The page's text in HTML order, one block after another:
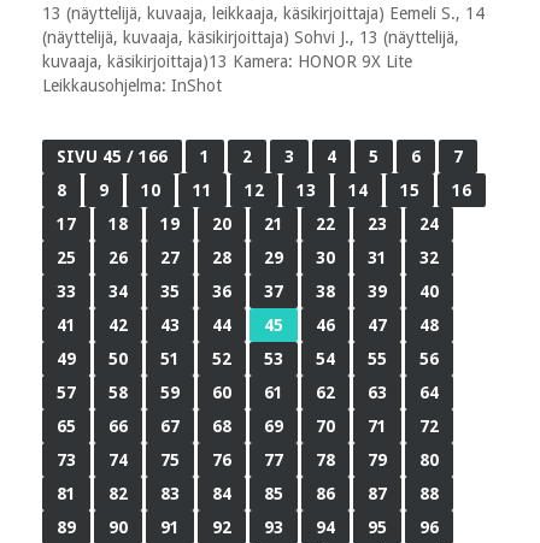
13 (näyttelijä, kuvaaja, leikkaaja, käsikirjoittaja) Eemeli S., 14
(näyttelijä, kuvaaja, käsikirjoittaja) Sohvi J., 13 (näyttelijä,
kuvaaja, käsikirjoittaja)13 Kamera: HONOR 9X Lite
Leikkausohjelma: InShot
SIVU 45 / 166 1 2 3 4 5 6
7
8
9 10 11 12 13 14 15
16
17
18 19 20 21 22 23
24
25
26 27 28 29 30 31
32
33
34 35 36 37 38 39
40
41
42 43 44 45 46 47
48
49
50 51 52 53 54 55
56
57
58 59 60 61 62 63
64
65
66 67 68 69 70 71
72
73
74 75 76 77 78 79
80
81
82 83 84 85 86 87
88
89
90 91 92 93 94 95
96